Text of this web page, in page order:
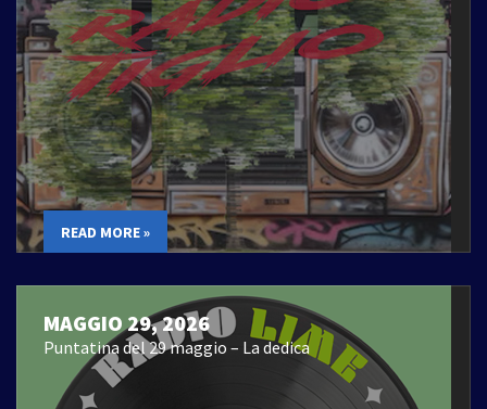
READ MORE »
MAGGIO 29, 2026
Puntatina del 29 maggio – La dedica